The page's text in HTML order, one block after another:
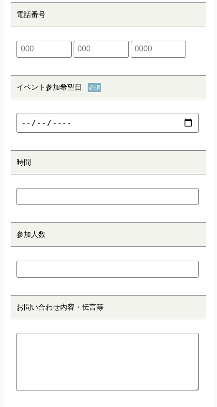
電話番号
イベント参加希望日
時間
参加人数
お問い合わせ内容・伝言等